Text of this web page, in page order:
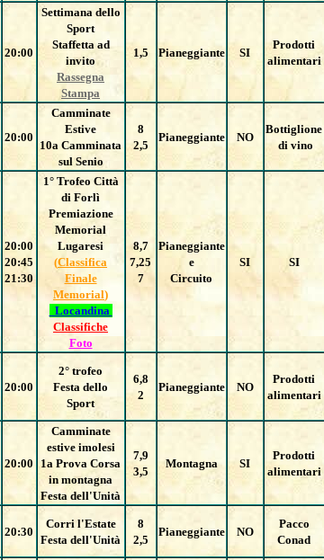
20:00
Settimana dello
Sport
Staffetta ad
invito
Rassegna
Stampa
1,5 Pianeggiante SI
Prodotti
alimentari
20:00
Camminate
Estive
10a Camminata
sul Senio
8
2,5
Pianeggiante NO
Bottiglione
di vino
20:00
20:45
21:30
1° Trofeo Città
di Forlì
Premiazione
Memorial
Lugaresi
(Classifica
Finale
Memorial)
Locandina
Classifiche
Foto
8,7
7,25
7
Pianeggiante
e
Circuito
SI SI
20:00
2° trofeo
Festa dello
Sport
6,8
2
Pianeggiante NO
Prodotti
alimentari
20:00
Camminate
estive imolesi
1a Prova Corsa
in montagna
Festa dell'Unità
7,9
3,5
Montagna SI
Prodotti
alimentari
20:30
Corri l'Estate
Festa dell'Unità
8
2,5
Pianeggiante NO
Pacco
Conad